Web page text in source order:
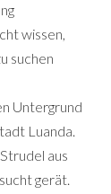
wissen,
suchen
Untergrund
Luanda.
aus
gerät.